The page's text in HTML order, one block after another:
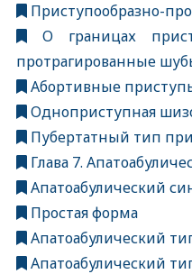
Приступообразно-
О границах
протрагированные
Абортивные
Одноприступная
Пубертатный тип
Глава 7.
Апатоабулический
Простая форма
Апатоабулический
Апатоабулический